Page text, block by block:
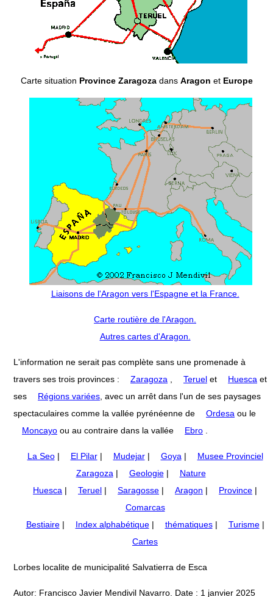
Carte situation Province Zaragozadans Aragon et Europe
Liaisons de l'Aragon vers l'Espagne et la France.
Carte routière de l'Aragon.
Autres cartes d'Aragon.
L'information ne serait pas complète sans une promenade à
travers ses trois provinces :
Zaragoza Teruel et Huesca et
ses
Régions variées , avec un arrêt dans l'un de ses paysages
spectaculaires comme la vallée pyrénéenne de
Ordesa ou le
Moncayo ou au contraire dans la vallée Ebro
La Seo| El Pilar| Mudejar| Goya |
Musee Provinciel
Zaragoza | Geologie|
Nature
Huesca | Teruel | Saragosse | Aragon | Province |
Comarcas
Bestiaire| Index alphabétique| thématiques| Turisme|
Cartes
Lorbes localite de municipalité Salvatierra de Esca
Autor: Francisco Javier Mendivil Navarro. Date : 1 janvier 2025